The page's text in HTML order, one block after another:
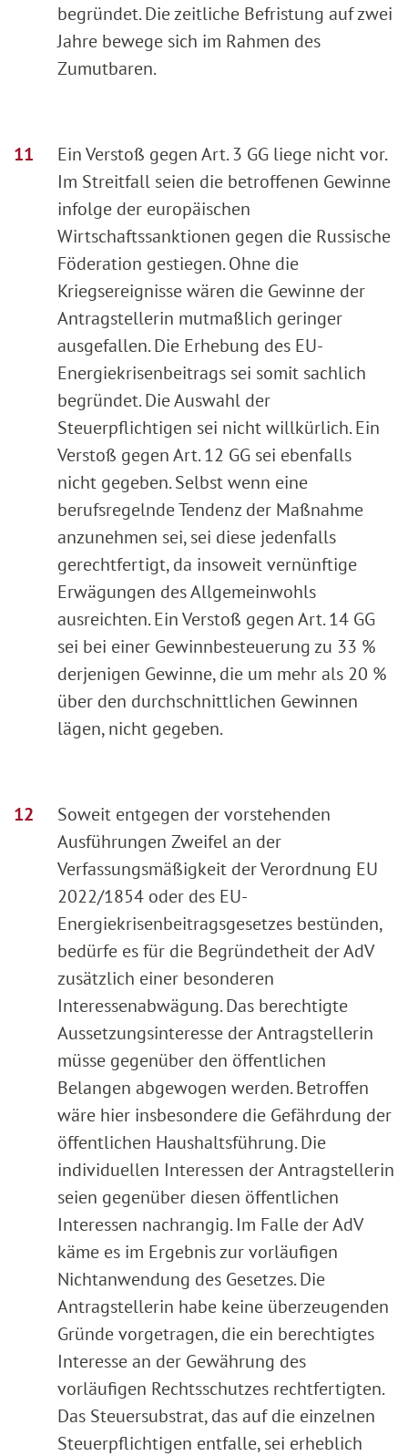
begründet. Die zeitliche Befristung auf zwei
Jahre bewege sich im Rahmen des
Zumutbaren.
Ein Verstoß gegen Art. 3 GG liege nicht vor.
Im Streitfall seien die betroffenen Gewinne
infolge der europäischen
Wirtschaftssanktionen gegen die Russische
Föderation gestiegen. Ohne die
Kriegsereignisse wären die Gewinne der
Antragstellerin mutmaßlich geringer
ausgefallen. Die Erhebung des EU-
Energiekrisenbeitrags sei somit sachlich
begründet. Die Auswahl der
Steuerpflichtigen sei nicht willkürlich. Ein
Verstoß gegen Art. 12 GG sei ebenfalls
nicht gegeben. Selbst wenn eine
berufsregelnde Tendenz der Maßnahme
anzunehmen sei, sei diese jedenfalls
gerechtfertigt, da insoweit vernünftige
Erwägungen des Allgemeinwohls
ausreichten. Ein Verstoß gegen Art. 14 GG
sei bei einer Gewinnbesteuerung zu 33 %
derjenigen Gewinne, die um mehr als 20 %
über den durchschnittlichen Gewinnen
lägen, nicht gegeben.
Soweit entgegen der vorstehenden
Ausführungen Zweifel an der
Verfassungsmäßigkeit der Verordnung EU
2022/1854 oder des EU-
Energiekrisenbeitragsgesetzes bestünden,
bedürfe es für die Begründetheit der AdV
zusätzlich einer besonderen
Interessenabwägung. Das berechtigte
Aussetzungsinteresse der Antragstellerin
müsse gegenüber den öffentlichen
Belangen abgewogen werden. Betroffen
wäre hier insbesondere die Gefährdung der
öffentlichen Haushaltsführung. Die
individuellen Interessen der Antragstellerin
seien gegenüber diesen öffentlichen
Interessen nachrangig. Im Falle der AdV
käme es im Ergebnis zur vorläufigen
Nichtanwendung des Gesetzes. Die
Antragstellerin habe keine überzeugenden
Gründe vorgetragen, die ein berechtigtes
Interesse an der Gewährung des
vorläufigen Rechtsschutzes rechtfertigten.
Das Steuersubstrat, das auf die einzelnen
Steuerpflichtigen entfalle, sei erheblich